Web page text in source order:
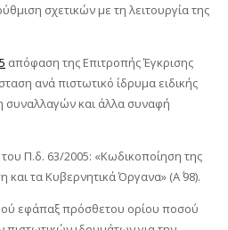
σχετικών με τη λειτουργία της
απόφαση της Επιτροπής Έγκρισης
ανά πιστωτικό ίδρυμα ειδικής
συναλλαγών και άλλα συναφή
του Π.δ. 63/2005: «Κωδικοποίηση της
τα Κυβερνητικά Όργανα» (Α΄ 98).
εφάπαξ πρόσθετου ορίου ποσού